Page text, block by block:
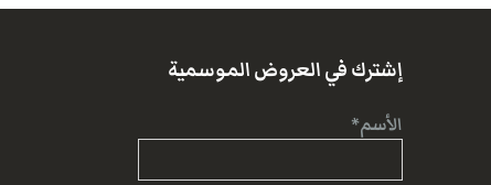
إشترك في العروض الموسمية
الأسم*